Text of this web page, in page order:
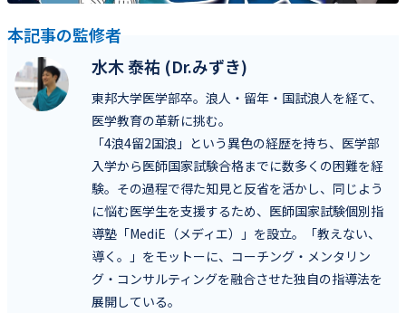
本記事の監修者
水木 泰祐 (Dr.みずき)
東邦大学医学部卒。浪人・留年・国試浪人を経て、
医学教育の革新に挑む。
「4浪4留2国浪」という異色の経歴を持ち、医学部
入学から医師国家試験合格までに数多くの困難を経
験。その過程で得た知見と反省を活かし、同じよう
に悩む医学生を支援するため、医師国家試験個別指
導塾「MediE（メディエ）」を設立。「教えない、
導く。」をモットーに、コーチング・メンタリン
グ・コンサルティングを融合させた独自の指導法を
展開している。